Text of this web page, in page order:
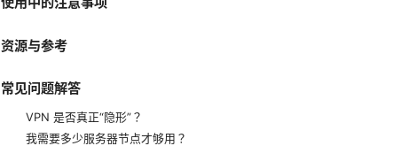
资源与参考
常见问题解答
VPN 是否真正“隐形”？
我需要多少服务器节点才够用？